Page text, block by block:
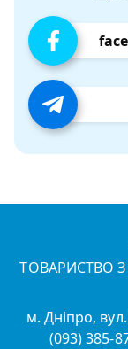
ТОВАРИСТВО
м. Дніпро,
(093) 385-